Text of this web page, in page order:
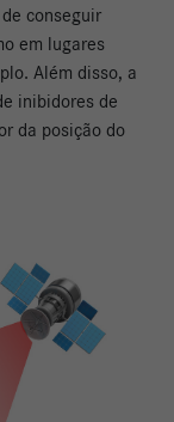
conseguir
em lugares
Além disso, a
inibidores de
da posição do